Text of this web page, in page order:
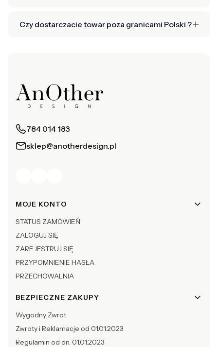
Czy dostarczacie towar poza granicami Polski ?
784 014 183
sklep@anotherdesign.pl
Linki w stopce
MOJE KONTO
STATUS ZAMÓWIEŃ
ZALOGUJ SIĘ
ZAREJESTRUJ SIĘ
PRZYPOMNIENIE HASŁA
PRZECHOWALNIA
BEZPIECZNE ZAKUPY
Wygodny Zwrot
Zwroty i Reklamacje od 01.01.2023
Regulamin od dn. 01.01.2023